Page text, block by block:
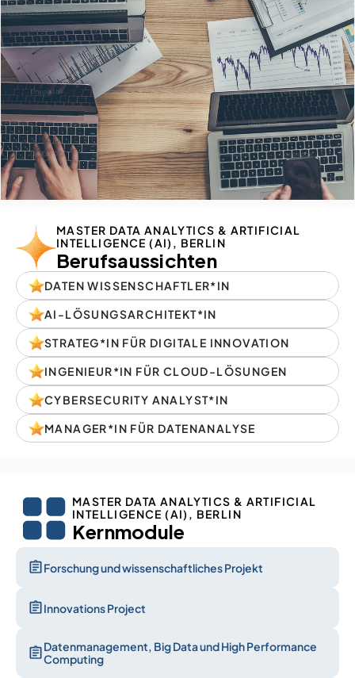
MASTER DATA ANALYTICS & ARTIFICIAL
INTELLIGENCE (AI), BERLIN
Berufsaussichten
DATEN WISSENSCHAFTLER*IN
AI-LÖSUNGSARCHITEKT*IN
STRATEG*IN FÜR DIGITALE INNOVATION
INGENIEUR*IN FÜR CLOUD-LÖSUNGEN
CYBERSECURITY ANALYST*IN
MANAGER*IN FÜR DATENANALYSE
MASTER DATA ANALYTICS & ARTIFICIAL
INTELLIGENCE (AI), BERLIN
Kernmodule
Forschung und wissenschaftliches Projekt
Innovations Project
Datenmanagement, Big Data und High Performance
Computing